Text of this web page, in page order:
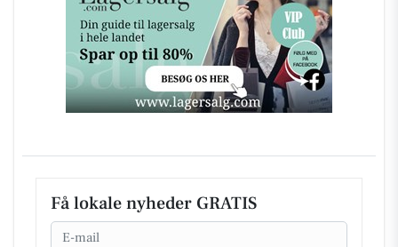
Få lokale nyheder GRATIS
Email